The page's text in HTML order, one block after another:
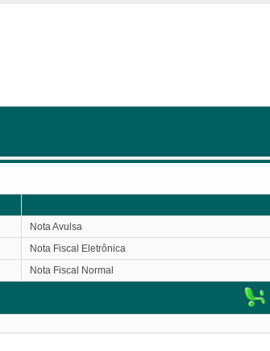
Nota Avulsa
Nota Fiscal Eletrônica
Nota Fiscal Normal